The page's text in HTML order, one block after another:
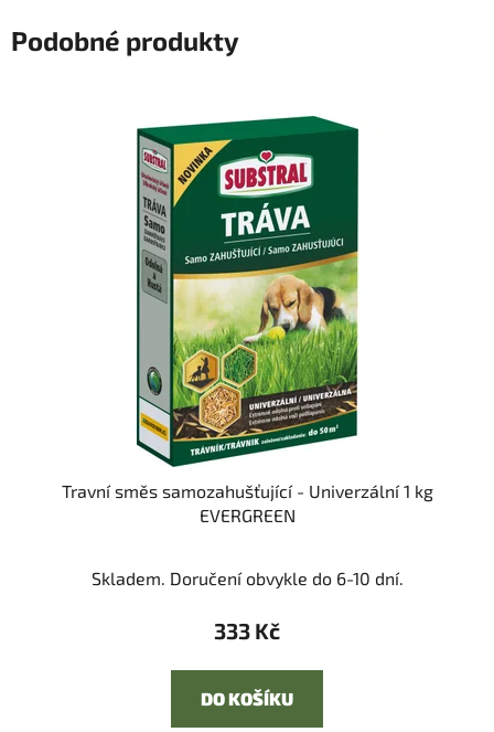
Podobné produkty
Travní směs samozahušťující - Univerzální 1 kg
EVERGREEN
Skladem. Doručení obvykle do 6-10 dní.
333 Kč
DO KOŠÍKU